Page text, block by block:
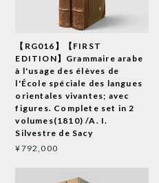
【RG016】【FIRST
EDITION】Grammaire arabe
à l'usage des élèves de
l'École spéciale des langues
orientales vivantes; avec
figures. Complete set in 2
volumes(1810) /A. I.
Silvestre de Sacy
¥792,000